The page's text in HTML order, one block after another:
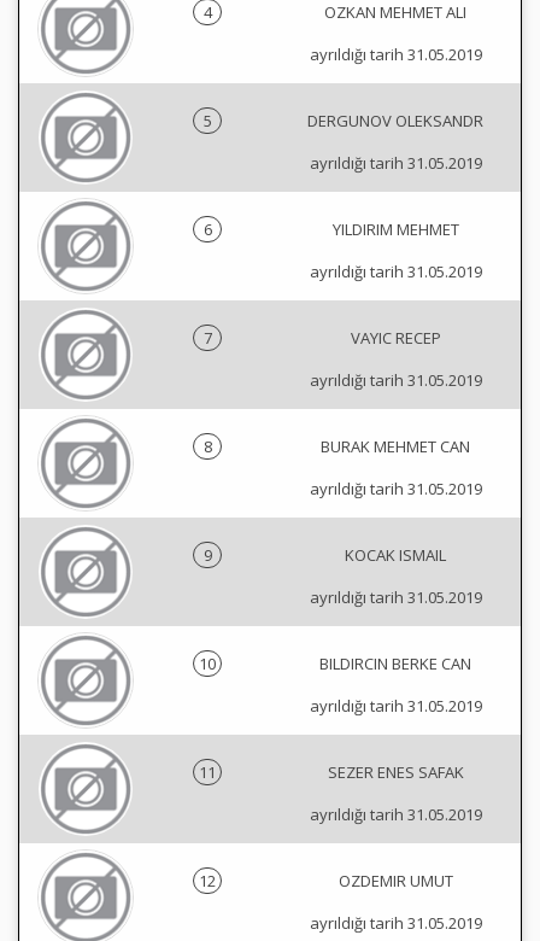
4
OZKAN MEHMET ALI
ayrıldığı tarih 31.05.2019
5
DERGUNOV OLEKSANDR
ayrıldığı tarih 31.05.2019
6
YILDIRIM MEHMET
ayrıldığı tarih 31.05.2019
7
VAYIC RECEP
ayrıldığı tarih 31.05.2019
8
BURAK MEHMET CAN
ayrıldığı tarih 31.05.2019
9
KOCAK ISMAIL
ayrıldığı tarih 31.05.2019
10
BILDIRCIN BERKE CAN
ayrıldığı tarih 31.05.2019
11
SEZER ENES SAFAK
ayrıldığı tarih 31.05.2019
12
OZDEMIR UMUT
ayrıldığı tarih 31.05.2019